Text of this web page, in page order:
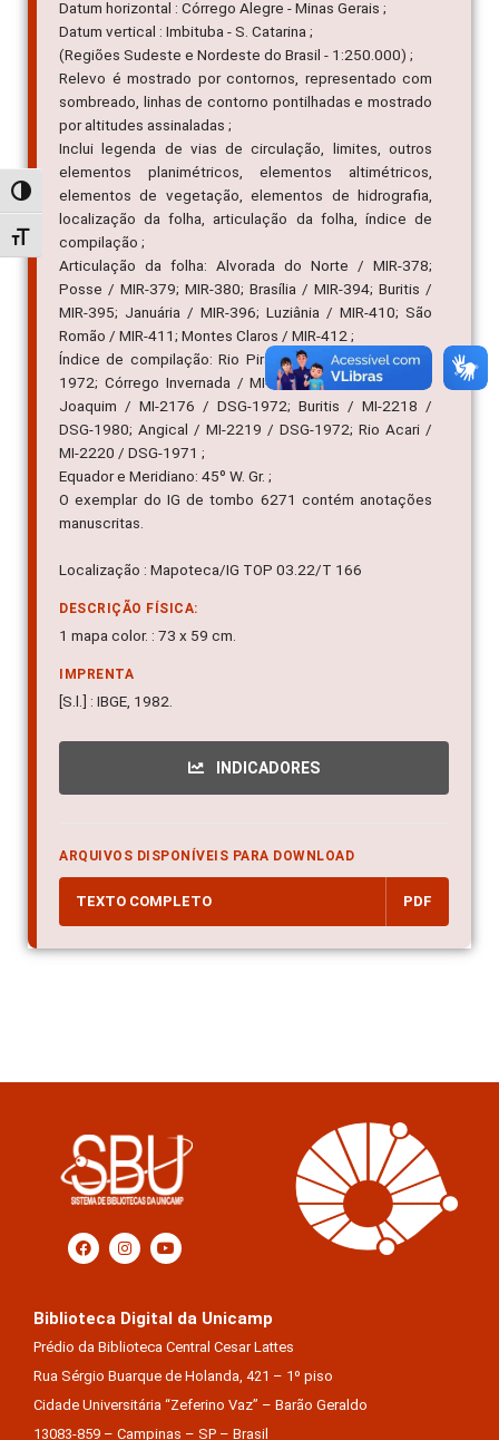
Alternar alto contraste
Alternar tamanho da fonte
Datum horizontal : Córrego Alegre - Minas Gerais ;
Datum vertical : Imbituba - S. Catarina ;
(Regiões Sudeste e Nordeste do Brasil - 1:250.000) ;
Relevo é mostrado por contornos, representado com
sombreado, linhas de contorno pontilhadas e mostrado
por altitudes assinaladas ;
Inclui legenda de vias de circulação, limites, outros
elementos planimétricos, elementos altimétricos,
elementos de vegetação, elementos de hidrografia,
localização da folha, articulação da folha, índice de
compilação ;
Articulação da folha: Alvorada do Norte / MIR-378;
Posse / MIR-379; MIR-380; Brasília / MIR-394; Buritis /
MIR-395; Januária / MIR-396; Luziânia / MIR-410; São
Romão / MIR-411; Montes Claros / MIR-412 ;
Índice de compilação: Rio Piratinga / MI-2174 / DSG-
1972; Córrego Invernada / MI-2175 / DSG-1972; São
Joaquim / MI-2176 / DSG-1972; Buritis / MI-2218 /
DSG-1980; Angical / MI-2219 / DSG-1972; Rio Acari /
MI-2220 / DSG-1971 ;
Equador e Meridiano: 45º W. Gr. ;
O exemplar do IG de tombo 6271 contém anotações
manuscritas.
Localização : Mapoteca/IG TOP 03.22/T 166
DESCRIÇÃO FÍSICA:
1 mapa color. : 73 x 59 cm.
IMPRENTA
[S.l.] : IBGE, 1982.
INDICADORES
ARQUIVOS DISPONÍVEIS PARA DOWNLOAD
TEXTO COMPLETO PDF
Biblioteca Digital da Unicamp
Prédio da Biblioteca Central Cesar Lattes
Rua Sérgio Buarque de Holanda, 421 – 1º piso
Cidade Universitária “Zeferino Vaz” – Barão Geraldo
13083-859 – Campinas – SP – Brasil